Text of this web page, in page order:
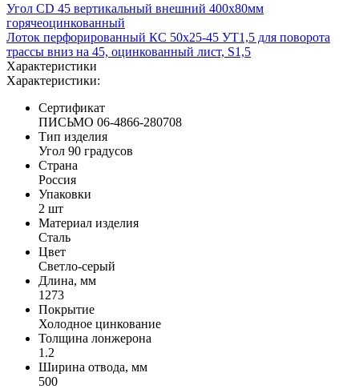
Угол CD 45 вертикальный внешний 400х80мм
горячеоцинкованный
Лоток перфорированный КС 50х25-45 УТ1,5 для поворота
трассы вниз на 45, оцинкованный лист, S1,5
Характеристики
Характеристики:
Сертификат
ПИСЬМО 06-4866-280708
Тип изделия
Угол 90 градусов
Страна
Россия
Упаковки
2 шт
Материал изделия
Сталь
Цвет
Светло-серый
Длина, мм
1273
Покрытие
Холодное цинкование
Толщина лонжерона
1.2
Ширина отвода, мм
500